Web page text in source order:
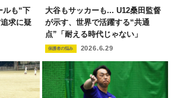
ルも“下
求に疑
大谷もサッカーも... U12桑田監督
が示す、世界で活躍する“共通
点”「耐える時代じゃない」
保護者の悩み 2026.6.29